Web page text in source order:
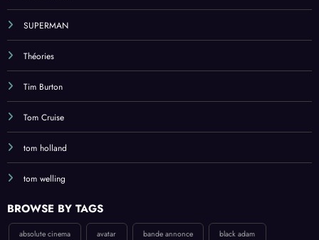
SUPERMAN
Théories
Tim Burton
Tom Cruise
tom holland
tom welling
BROWSE BY TAGS
absolute cinema avatar bande annonce black adam